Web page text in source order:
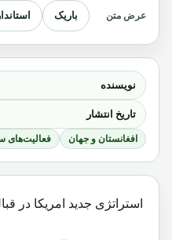
نویسنده
تاریخ انتشار
افغانستان و جهان فعالیت‌های
استراتژی جدید امریکا در
عرض متن باریک